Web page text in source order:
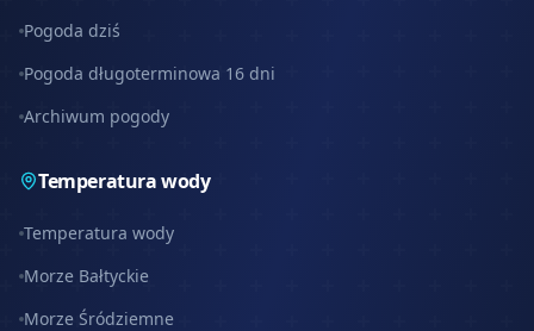
Pogoda dziś
Pogoda długoterminowa 16 dni
Archiwum pogody
Temperatura wody
Temperatura wody
Morze Bałtyckie
Morze Śródziemne